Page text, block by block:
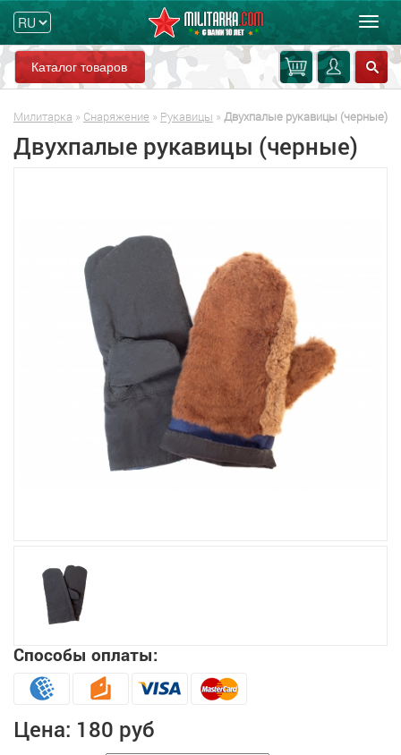
Каталог товаров
Милитарка » Снаряжение » Рукавицы » Двухпалые рукавицы (черные)
Двухпалые рукавицы (черные)
Способы оплаты:
Цена: 180 руб